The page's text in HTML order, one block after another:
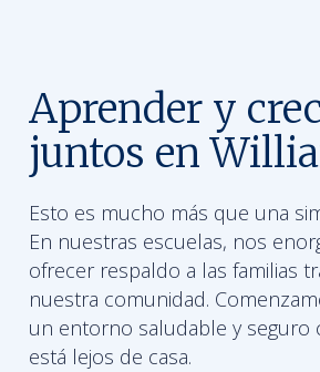
Aprender y
juntos en
Esto es mucho más que una
En nuestras escuelas, nos
ofrecer respaldo a las familias
nuestra comunidad.
un entorno saludable y seguro
está lejos de casa.